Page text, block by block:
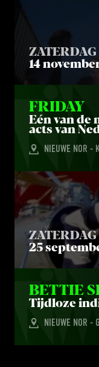
ZATERDAG
14
FRI­DAY
Eén van de
ac­ts van
NIEUWE NOR -
ZATERDAG
25
BET­TIE
Tijd­lo­ze
NIEUWE NOR -